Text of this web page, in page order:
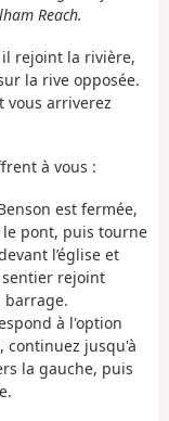
Reach.
il rejoint la rivière,
la rive opposée.
vous arriverez
à vous :
est fermée,
le pont, puis tourne
l’église et
sentier rejoint
barrage.
à l'option
continuez jusqu'à
la gauche, puis